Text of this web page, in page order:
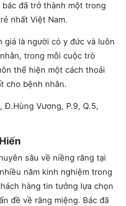
đã trở thành một trong
nhất Việt Nam.
giá là người có y đức và luôn
trong mỗi cuộc trò
thể hiện một cách thoải
cho bệnh nhân.
Đ.Hùng Vương, P.9, Q.5,
sâu về niềng răng tại
năm kinh nghiệm trong
hàng tin tưởng lựa chọn
đề về răng miệng. Bác đã